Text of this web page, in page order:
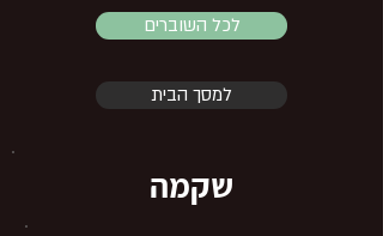
לכל השוברים
למסך הבית
שקמה